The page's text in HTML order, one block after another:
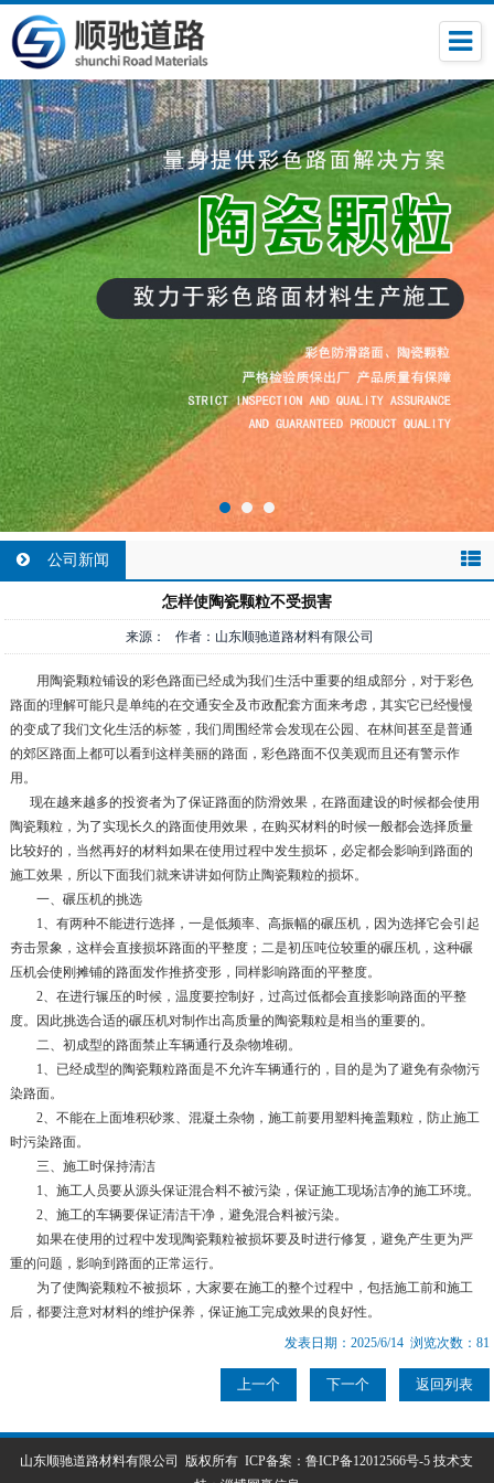
公司新闻
怎样使陶瓷颗粒不受损害
来源： 作者：山东顺驰道路材料有限公司
用陶瓷颗粒铺设的彩色路面已经成为我们生活中重要的组成部分，对于彩色
路面的理解可能只是单纯的在交通安全及市政配套方面来考虑，其实它已经慢慢
的变成了我们文化生活的标签，我们周围经常会发现在公园、在林间甚至是普通
的郊区路面上都可以看到这样美丽的路面，彩色路面不仅美观而且还有警示作
用。
现在越来越多的投资者为了保证路面的防滑效果，在路面建设的时候都会使用
陶瓷颗粒，为了实现长久的路面使用效果，在购买材料的时候一般都会选择质量
比较好的，当然再好的材料如果在使用过程中发生损坏，必定都会影响到路面的
施工效果，所以下面我们就来讲讲如何防止陶瓷颗粒的损坏。
一、碾压机的挑选
1、有两种不能进行选择，一是低频率、高振幅的碾压机，因为选择它会引起
夯击景象，这样会直接损坏路面的平整度；二是初压吨位较重的碾压机，这种碾
压机会使刚摊铺的路面发作推挤变形，同样影响路面的平整度。
2、在进行辗压的时候，温度要控制好，过高过低都会直接影响路面的平整
度。因此挑选合适的碾压机对制作出高质量的陶瓷颗粒是相当的重要的。
二、初成型的路面禁止车辆通行及杂物堆砌。
1、已经成型的陶瓷颗粒路面是不允许车辆通行的，目的是为了避免有杂物污
染路面。
2、不能在上面堆积砂浆、混凝土杂物，施工前要用塑料掩盖颗粒，防止施工
时污染路面。
三、施工时保持清洁
1、施工人员要从源头保证混合料不被污染，保证施工现场洁净的施工环境。
2、施工的车辆要保证清洁干净，避免混合料被污染。
如果在使用的过程中发现陶瓷颗粒被损坏要及时进行修复，避免产生更为严
重的问题，影响到路面的正常运行。
为了使陶瓷颗粒不被损坏，大家要在施工的整个过程中，包括施工前和施工
后，都要注意对材料的维护保养，保证施工完成效果的良好性。
发表日期：2025/6/14 浏览次数：81
上一个 下一个 返回列表
山东顺驰道路材料有限公司 版权所有 ICP备案：鲁ICP备12012566号-5 技术支